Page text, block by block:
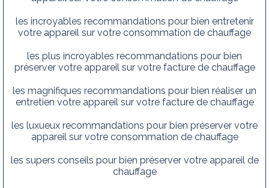
les incroyables recommandations pour bien entretenir
votre appareil sur votre consommation de chauffage
les plus incroyables recommandations pour bien
préserver votre appareil sur votre facture de chauffage
les magnifiques recommandations pour bien réaliser un
entretien votre appareil sur votre facture de chauffage
les luxueux recommandations pour bien préserver votre
appareil sur votre consommation de chauffage
les supers conseils pour bien préserver votre appareil de
chauffage